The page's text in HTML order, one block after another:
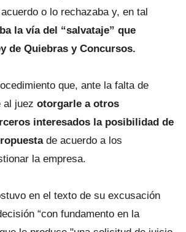
o lo rechazaba y, en tal
la vía del “salvataje” que
de Quiebras y Concursos.
que, ante la falta de
al juez otorgarle a otros
interesados la posibilidad de
de acuerdo a los
la empresa.
en el texto de su excusación
“con fundamento en la